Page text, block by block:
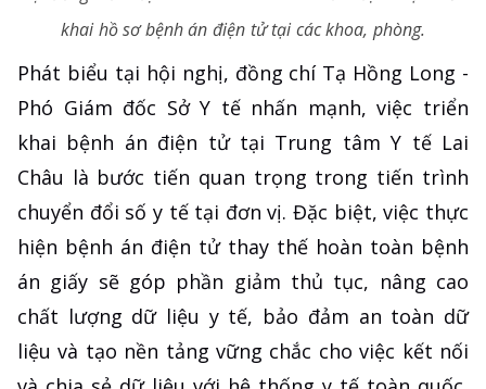
khai hồ sơ bệnh án điện tử tại các khoa, phòng.
Phát biểu tại hội nghị, đồng chí Tạ Hồng Long -
Phó Giám đốc Sở Y tế nhấn mạnh, việc triển
khai bệnh án điện tử tại Trung tâm Y tế Lai
Châu là bước tiến quan trọng trong tiến trình
chuyển đổi số y tế tại đơn vị. Đặc biệt, việc thực
hiện bệnh án điện tử thay thế hoàn toàn bệnh
án giấy sẽ góp phần giảm thủ tục, nâng cao
chất lượng dữ liệu y tế, bảo đảm an toàn dữ
liệu và tạo nền tảng vững chắc cho việc kết nối